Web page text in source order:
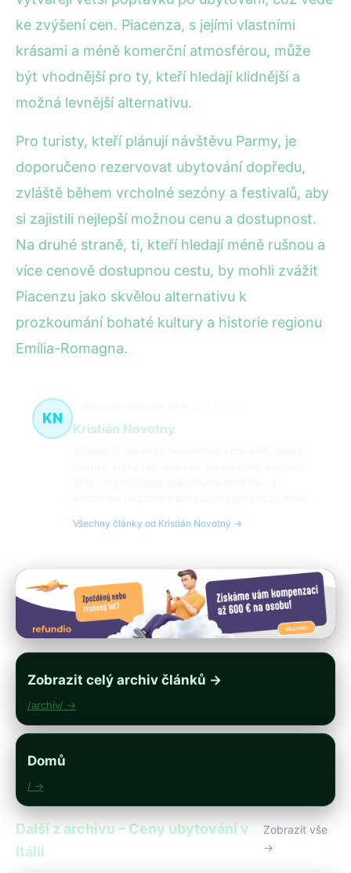
ke zvýšení cen. Piacenza, s jejími vlastními
krásami a méně komerční atmosférou, může
být vhodnější pro ty, kteří hledají klidnější a
možná levnější alternativu.
Pro turisty, kteří plánují návštěvu Parmy, je
doporučeno rezervovat ubytování dopředu,
zvláště během vrcholné sezóny a festivalů, aby
si zajistili nejlepší možnou cenu a dostupnost.
Na druhé straně, ti, kteří hledají méně rušnou a
více cenově dostupnou cestu, by mohli zvážit
Piacenzu jako skvělou alternativu k
prozkoumání bohaté kultury a historie regionu
Emilia-Romagna.
KN
Kristián Novotný
Všechny články od Kristián Novotný →
Zobrazit celý archiv článků →
/archiv/ →
Domů
/ →
Další z archivu – Ceny ubytování v
Itálii
Zobrazit vše
→